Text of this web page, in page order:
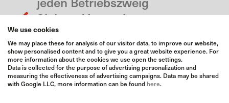
Sichere Vermarktung von
Druschfrüchten durch
langjähriges Netzwerk
Regionale Lagerinfrastruktur
sichert eine nachhaltige
We use cookies
We may place these for analysis of our visitor data, to improve our website,
show personalised content and to give you a great website experience. For
more information about the cookies we use open the settings.
Data is collected for the purpose of advertising personalization and
measuring the effectiveness of advertising campaigns. Data may be shared
with Google LLC, more information can be found here.